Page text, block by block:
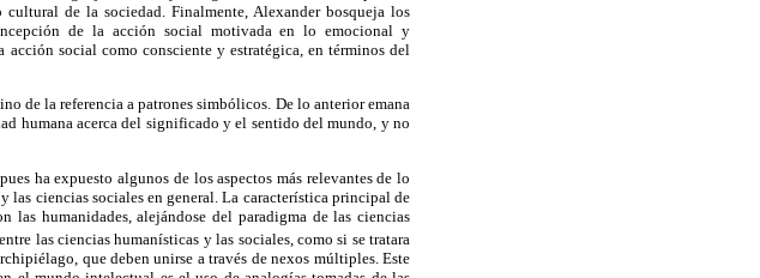
de la sociedad. Finalmente, Alexander bosqueja los
de la acción social motivada en lo emocional y
social como consciente y estratégica, en términos del
de la referencia a patrones simbólicos. De lo anterior emana
humana acerca del significado y el sentido del mundo, y no
ha expuesto algunos de los aspectos más relevantes de lo
ciencias sociales en general. La característica principal de
las humanidades, alejándose del paradigma de las ciencias
las ciencias humanísticas y las sociales, como si se tratara
que deben unirse a través de nexos múltiples. Este